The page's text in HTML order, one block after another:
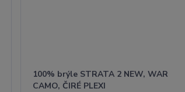
100% brýle STRATA 2 NEW, WAR
CAMO, ČIRÉ PLEXI